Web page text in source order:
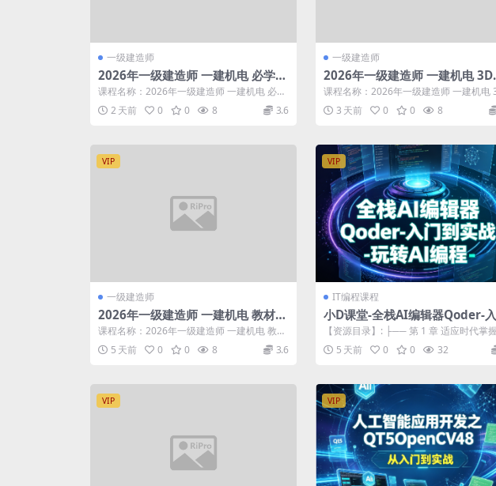
一级建造师
2026年一级建造师 一建机电 必学专
题班 郭飚
课程名称：2026年一级建造师 一建机电 必学
专题班 郭飚 更新进度： 资料 1...
2 天前 0 0 8 3.6
一级建造师
2026年一级建造师 一建机电 3D
程精讲 唐鹤
课程名称：2026年一级建造师 一建机电
课程精讲 唐鹤 更新进度： 资料 ...
3 天前 0 0 8
VIP
一级建造师
2026年一级建造师 一建机电 教材精
讲班 王克【推荐】
课程名称：2026年一级建造师 一建机电 教材
精讲班 王克【推荐】 更新进度： ...
5 天前 0 0 8 3.6
VIP
IT编程课程
小D课堂-全栈AI编辑器Qoder-
到实战-玩转AI编程
【资源目录】: ├── 第 1 章 适应时代掌
编辑器Qoder 专题课程介...
5 天前 0 0 32
VIP VIP